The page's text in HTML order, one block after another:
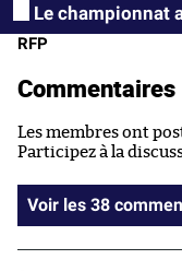
Le championnat
RFP
Commentaires
Les membres ont
Participez à la
Voir les 38